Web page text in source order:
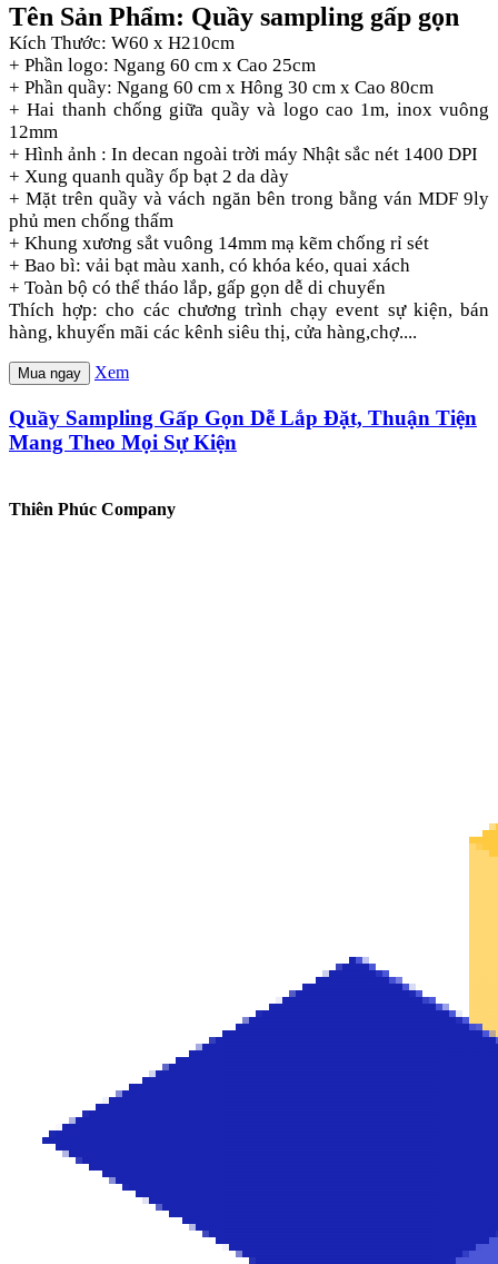
Tên Sản Phẩm: Quầy sampling gấp gọn
Kích Thước: W60 x H210cm
+ Phần logo: Ngang 60 cm x Cao 25cm
+ Phần quầy: Ngang 60 cm x Hông 30 cm x Cao 80cm
+ Hai thanh chống giữa quầy và logo cao 1m, inox vuông
12mm
+ Hình ảnh : In decan ngoài trời máy Nhật sắc nét 1400 DPI
+ Xung quanh quầy ốp bạt 2 da dày
+ Mặt trên quầy và vách ngăn bên trong bằng ván MDF 9ly
phủ men chống thấm
+ Khung xương sắt vuông 14mm mạ kẽm chống rỉ sét
+ Bao bì: vải bạt màu xanh, có khóa kéo, quai xách
+ Toàn bộ có thể tháo lắp, gấp gọn dễ di chuyển
Thích hợp: cho các chương trình chạy event sự kiện, bán
hàng, khuyến mãi các kênh siêu thị, cửa hàng,chợ....
Mua ngay Xem
Quầy Sampling Gấp Gọn Dễ Lắp Đặt, Thuận Tiện
Mang Theo Mọi Sự Kiện
Thiên Phúc Company